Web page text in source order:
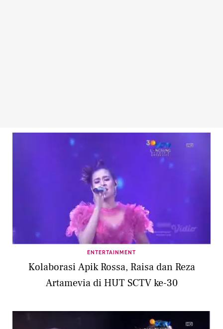
ENTERTAINMENT
Kolaborasi Apik Rossa, Raisa dan Reza
Artamevia di HUT SCTV ke-30